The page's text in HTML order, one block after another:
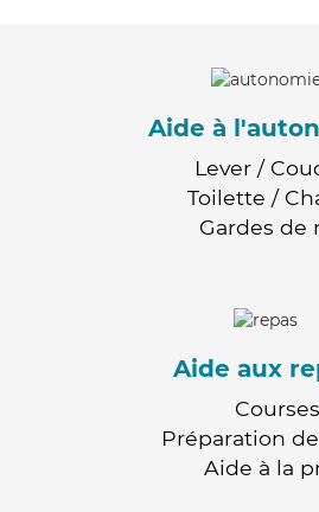
Aide à
Lever /
Toilette /
Gardes de
Aide aux
Courses
Préparation
Aide à la